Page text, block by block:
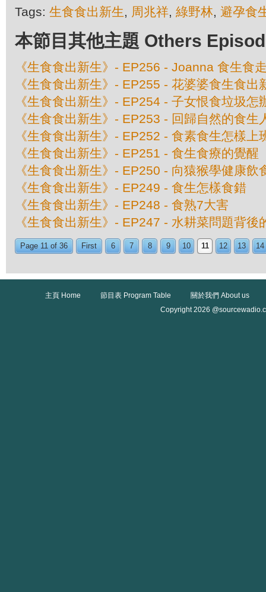
Tags: 生食食出新生, 周兆祥, 綠野林, 避孕食
本節目其他主題 Others
《生食食出新生》- EP256 - Joanna 食生食
《生食食出新生》- EP255 - 花婆婆食生食出
《生食食出新生》- EP254 - 子女恨食垃圾怎
《生食食出新生》- EP253 - 回歸自然的食生
《生食食出新生》- EP252 - 食素食生怎樣上
《生食食出新生》- EP251 - 食生食療的覺醒
《生食食出新生》- EP250 - 向猿猴學健康飲
《生食食出新生》- EP249 - 食生怎樣食錯
《生食食出新生》- EP248 - 食熟7大害
《生食食出新生》- EP247 - 水耕菜問題背後
Page 11 of 36 First 6 7 8 9 10 11 12 13 14
主頁 Home 節目表 Program Table
關於我們 About us
Copyright 2026